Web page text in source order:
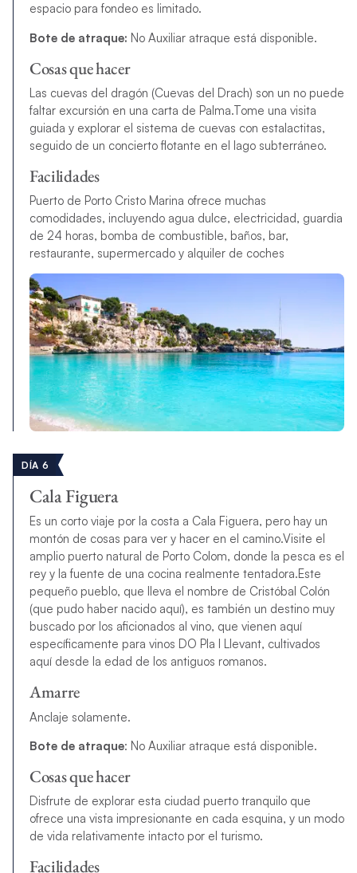
espacio para fondeo es limitado.
Bote de atraque: No Auxiliar atraque está disponible.
Cosas que hacer
Las cuevas del dragón (Cuevas del Drach) son un no puede
faltar excursión en una carta de Palma.Tome una visita
guiada y explorar el sistema de cuevas con estalactitas,
seguido de un concierto flotante en el lago subterráneo.
Facilidades
Puerto de Porto Cristo Marina ofrece muchas
comodidades, incluyendo agua dulce, electricidad, guardia
de 24 horas, bomba de combustible, baños, bar,
restaurante, supermercado y alquiler de coches
DÍA 6
Cala Figuera
Es un corto viaje por la costa a Cala Figuera, pero hay un
montón de cosas para ver y hacer en el camino.Visite el
amplio puerto natural de Porto Colom, donde la pesca es el
rey y la fuente de una cocina realmente tentadora.Este
pequeño pueblo, que lleva el nombre de Cristóbal Colón
(que pudo haber nacido aquí), es también un destino muy
buscado por los aficionados al vino, que vienen aquí
específicamente para vinos DO Pla I Llevant, cultivados
aquí desde la edad de los antiguos romanos.
Amarre
Anclaje solamente.
Bote de atraque: No Auxiliar atraque está disponible.
Cosas que hacer
Disfrute de explorar esta ciudad puerto tranquilo que
ofrece una vista impresionante en cada esquina, y un modo
de vida relativamente intacto por el turismo.
Facilidades